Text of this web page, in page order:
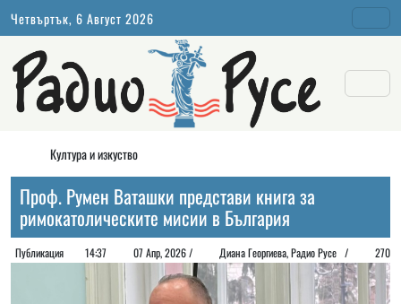
Четвъртък, 6 Август 2026
Култура и изкуство
Проф. Румен Ваташки представи книга за
римокатолическите мисии в България
Публикация 14:37 07 Апр, 2026 / Диана Георгиeва, Радио Русе / 270